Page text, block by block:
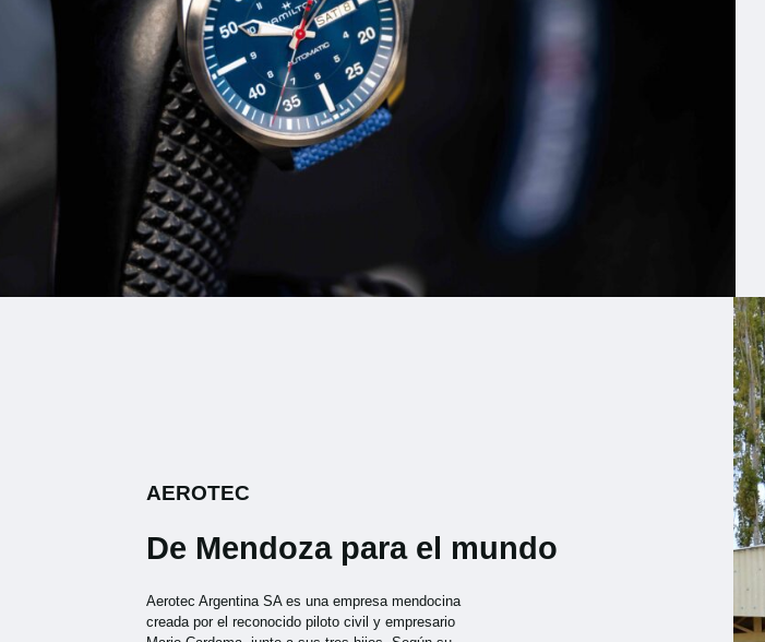
AEROTEC
De Mendoza para el mundo
Aerotec Argentina SA es una empresa mendocina
creada por el reconocido piloto civil y empresario